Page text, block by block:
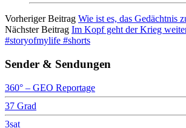
Vorheriger Beitrag Wie ist es, das Gedächtnis
Nächster Beitrag Im Kopf geht der Krieg
#storyofmylife #shorts
Sender & Sendungen
360° – GEO Reportage
37 Grad
3sat